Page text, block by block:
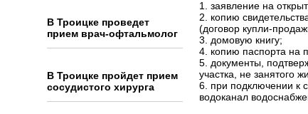
1. заявление на
2. копию
(договор купли-
3. домовую книгу;
4. копию паспорта на
5. документы,
участка, не занятого
6. при подключении к
водоканал
В Троицке проведет
прием врач-офтальмолог
В Троицке пройдет прием
сосудистого хирурга